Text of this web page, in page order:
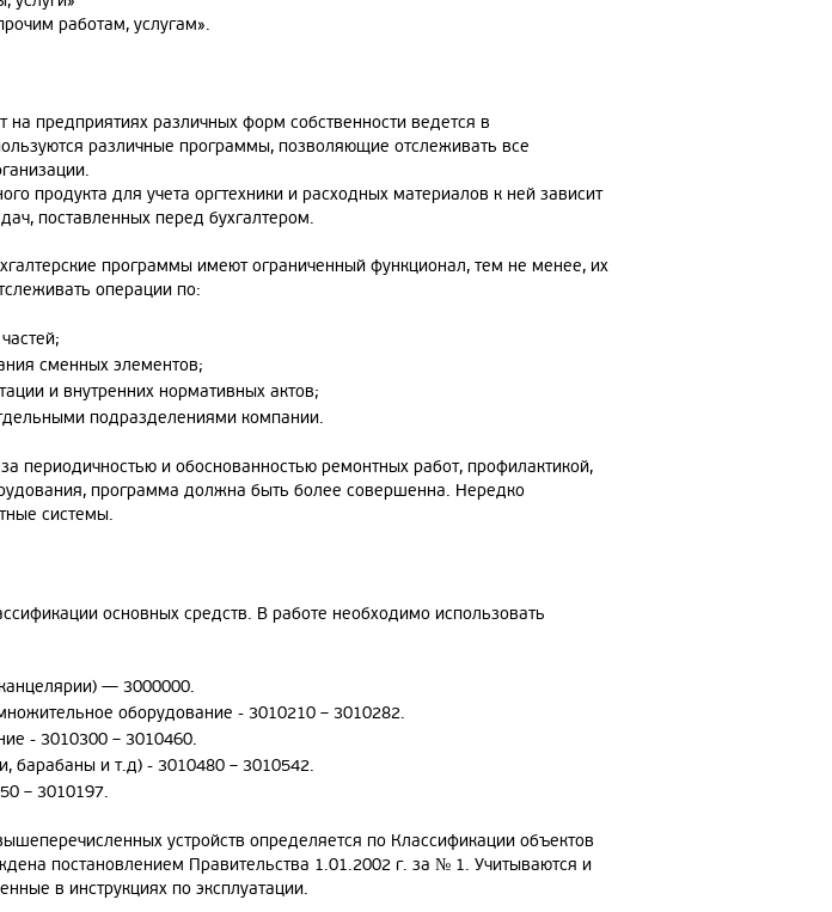
работам, услугам».
на предприятиях различных форм собственности ведется в
различные программы, позволяющие отслеживать все
продукта для учета оргтехники и расходных материалов к ней зависит
поставленных перед бухгалтером.
программы имеют ограниченный функционал, тем не менее, их
операции по:
сменных элементов;
и внутренних нормативных актов;
подразделениями компании.
периодичностью и обоснованностью ремонтных работ, профилактикой,
программа должна быть более совершенна. Нередко
системы.
основных средств. В работе необходимо использовать
— 3000000.
оборудование - 3010210 – 3010282.
- 3010300 – 3010460.
барабаны и т.д) - 3010480 – 3010542.
– 3010197.
устройств определяется по Классификации объектов
постановлением Правительства 1.01.2002 г. за № 1. Учитываются и
в инструкциях по эксплуатации.